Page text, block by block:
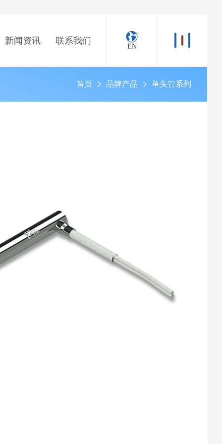
新闻资讯 联系我们
EN
首页 > 品牌产品 > 单头管系列